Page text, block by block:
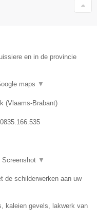
en in de provincie
maps ▼
(Vlaams-Brabant)
Screenshot ▼
de schilderwerken aan uw
kaleien gevels, lakwerk van